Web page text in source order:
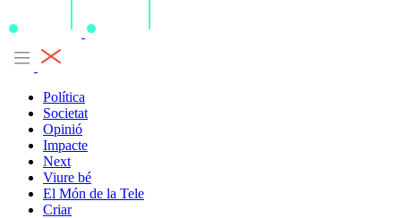
Política
Societat
Opinió
Impacte
Next
Viure bé
El Món de la Tele
Criar